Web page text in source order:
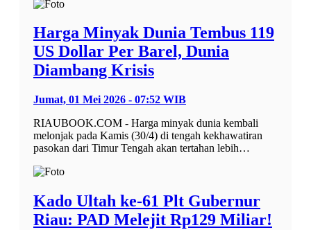
Harga Minyak Dunia Tembus 119
US Dollar Per Barel, Dunia
Diambang Krisis
Jumat, 01 Mei 2026 - 07:52 WIB
RIAUBOOK.COM - Harga minyak dunia kembali
melonjak pada Kamis (30/4) di tengah kekhawatiran
pasokan dari Timur Tengah akan tertahan lebih…
Kado Ultah ke-61 Plt Gubernur
Riau: PAD Melejit Rp129 Miliar!